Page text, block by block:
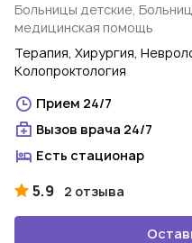
Больницы детские,
медицинская помощь
Терапия, Хирургия,
Колопроктология
Прием 24/7
Вызов врача 24/7
Есть стационар
5.9 2 отзыва